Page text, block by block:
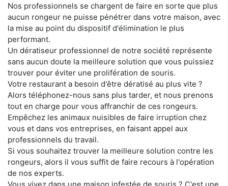
Nos professionnels se chargent de faire en sorte que plus
aucun rongeur ne puisse pénétrer dans votre maison, avec
la mise au point du dispositif d'élimination le plus
performant.
Un dératiseur professionnel de notre société représente
sans aucun doute la meilleure solution que vous puissiez
trouver pour éviter une prolifération de souris.
Votre restaurant a besoin d'être dératisé au plus vite ?
Alors téléphonez-nous sans plus tarder, et nous prenons
tout en charge pour vous affranchir de ces rongeurs.
Empêchez les animaux nuisibles de faire irruption chez
vous et dans vos entreprises, en faisant appel aux
professionnels du travail.
Si vous souhaitez trouver la meilleure solution contre les
rongeurs, alors il vous suffit de faire recours à l'opération
de nos experts.
Vous vivez dans une maison infestée de souris ? C'est une